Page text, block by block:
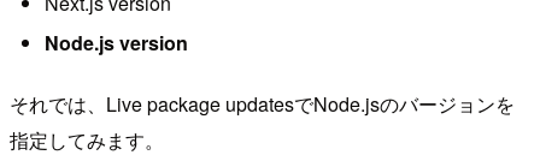
Node.js version
それでは、Live package updatesでNode.jsのバージョンを
指定してみます。